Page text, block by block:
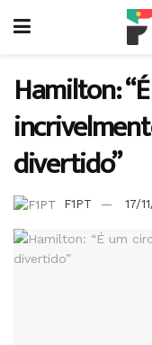
Hamilton:
divertido”
F1PT 17/